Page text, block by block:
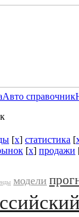
Авто справочник
[x] статистика [
[x] продажи
модели